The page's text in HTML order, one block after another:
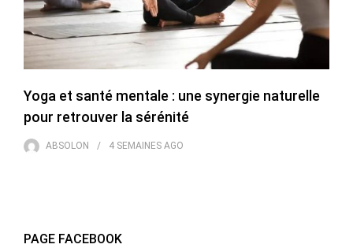
Yoga et santé mentale : une synergie naturelle
pour retrouver la sérénité
ABSOLON 4 SEMAINES AGO
PAGE FACEBOOK